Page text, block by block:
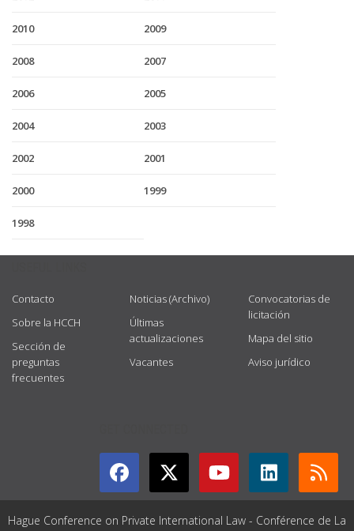
2010 2009
2008 2007
2006 2005
2004 2003
2002 2001
2000 1999
1998
Contacto
Sobre la HCCH
Sección de
preguntas
frecuentes
Noticias (Archivo)
Últimas
actualizaciones
Vacantes
Convocatorias de
licitación
Mapa del sitio
Aviso jurídico
Hague Conference on Private International Law - Conférence de La